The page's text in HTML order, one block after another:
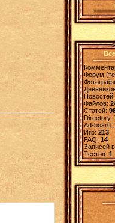
Форум
Файлов:
Статей:
Directory:
Ad-board:
Игр: 213
FAQ:14
Записей
Tестов: 1